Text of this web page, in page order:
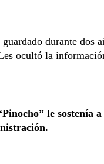
durante dos
ocultó la
le sostenía